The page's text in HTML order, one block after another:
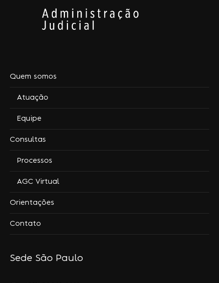
Quem somos
Atuação
Equipe
Consultas
Processos
AGC Virtual
Orientações
Contato
Sede São Paulo